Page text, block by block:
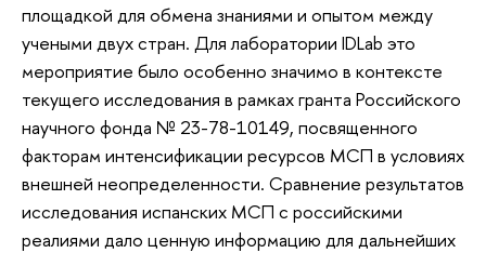
площадкой для обмена знаниями и опытом между
учеными двух стран. Для лаборатории IDLab это
мероприятие было особенно значимо в контексте
текущего исследования в рамках гранта Российского
научного фонда № 23-78-10149, посвященного
факторам интенсификации ресурсов МСП в условиях
внешней неопределенности. Сравнение результатов
исследования испанских МСП с российскими
реалиями дало ценную информацию для дальнейших